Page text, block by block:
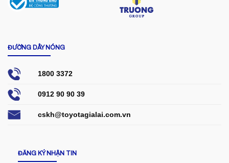
ĐƯỜNG DÂY NÓNG
1800 3372
0912 90 90 39
cskh@toyotagialai.com.vn
ĐĂNG KÝ NHẬN TIN